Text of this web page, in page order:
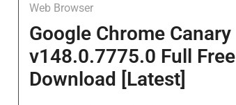
Web Browser
Google Chrome Canary
v148.0.7775.0 Full Free
Download [Latest]